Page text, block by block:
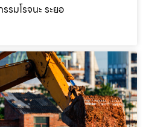
รมโรจนะ ระยอ